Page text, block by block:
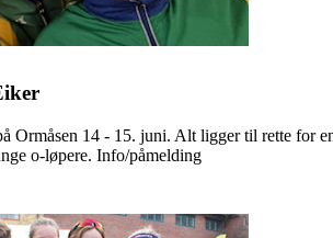
Ormåsen 14 - 15. juni. Alt ligger til rette for
o-løpere. Info/påmelding